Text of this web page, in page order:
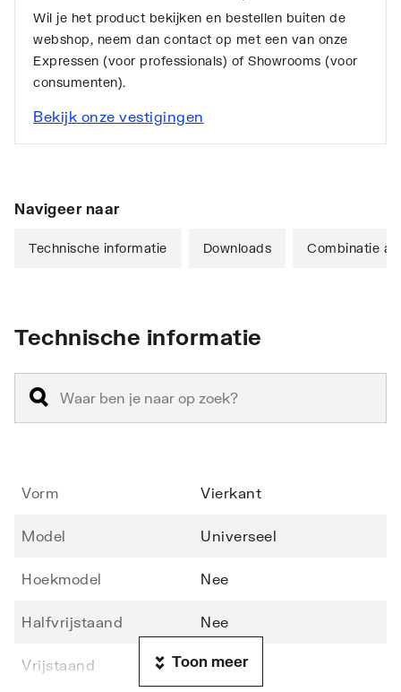
Wil je het product bekijken en bestellen buiten de
webshop, neem dan contact op met een van onze
Expressen (voor professionals) of Showrooms (voor
consumenten).
Bekijk onze vestigingen
Navigeer naar
Technische informatie Downloads Combinatie
Technische informatie
Vorm Vierkant
Model Universeel
Hoekmodel Nee
Halfvrijstaand Nee
Vrijstaand Nee
Toon meer